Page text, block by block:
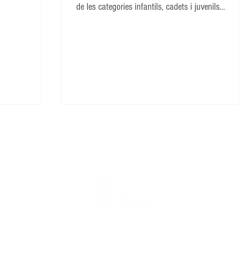
de les categories infantils, cadets i juvenils...